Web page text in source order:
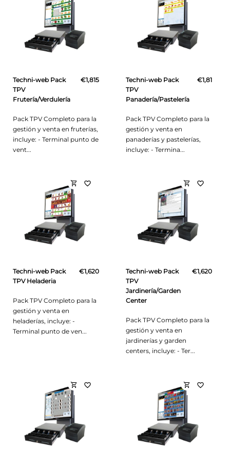
Techni-web Pack
TPV
Frutería/Verdulería
€1,815
Pack TPV Completo para la
gestión y venta en fruterías,
incluye: - Terminal punto de
vent...
Techni-web Pack
TPV
Panadería/Pastelería
€1,815
Pack TPV Completo para la
gestión y venta en
panaderías y pastelerías,
incluye: - Termina...
Techni-web Pack
TPV Heladeria
€1,620
Pack TPV Completo para la
gestión y venta en
heladerías, incluye: -
Terminal punto de ven...
shopping_cart favorite_border
Techni-web Pack
TPV
Jardinería/Garden
Center
€1,620
Pack TPV Completo para la
gestión y venta en
jardinerías y garden
centers, incluye: - Ter...
shopping_cart favorite_border
shopping_cart favorite_border shopping_cart favorite_border